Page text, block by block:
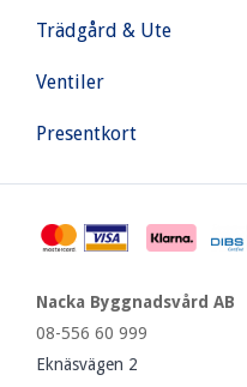
Trädgård & Ute
Ventiler
Presentkort
Nacka Byggnadsvård AB
08-556 60 999
Eknäsvägen 2